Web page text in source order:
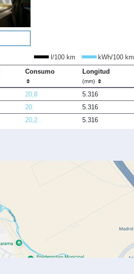
l/100 km kWh/100 km
Consumo Longitud
(mm)
20,8 5.316
20 5.316
20,2 5.316